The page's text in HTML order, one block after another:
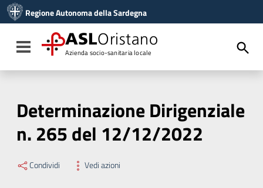
Vai al menu di navigazione
Vai al footer
Regione Autonoma della Sardegna
Toggle navigation
ASLOristano
Azienda socio-sanitaria locale
Determinazione Dirigenziale
n. 265 del 12/12/2022
Condividi Vedi azioni